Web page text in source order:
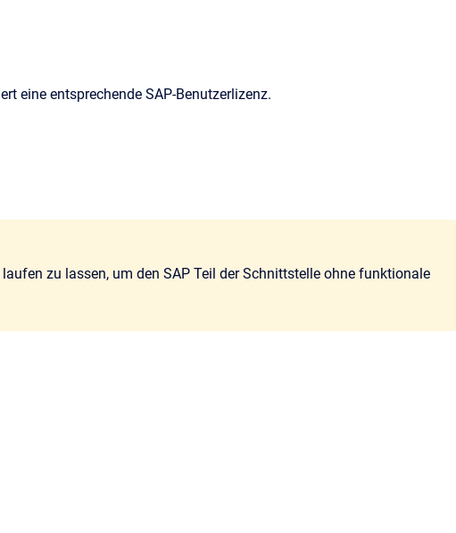
eine entsprechende SAP-Benutzerlizenz.
zu lassen, um den SAP Teil der Schnittstelle ohne funktionale